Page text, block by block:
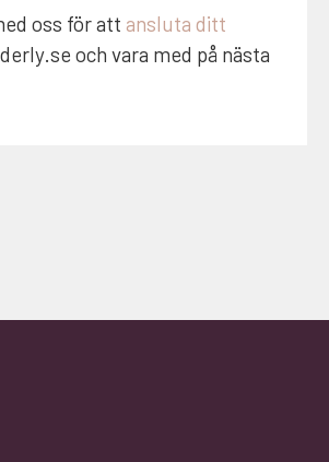
oss för att ansluta ditt
och vara med på nästa